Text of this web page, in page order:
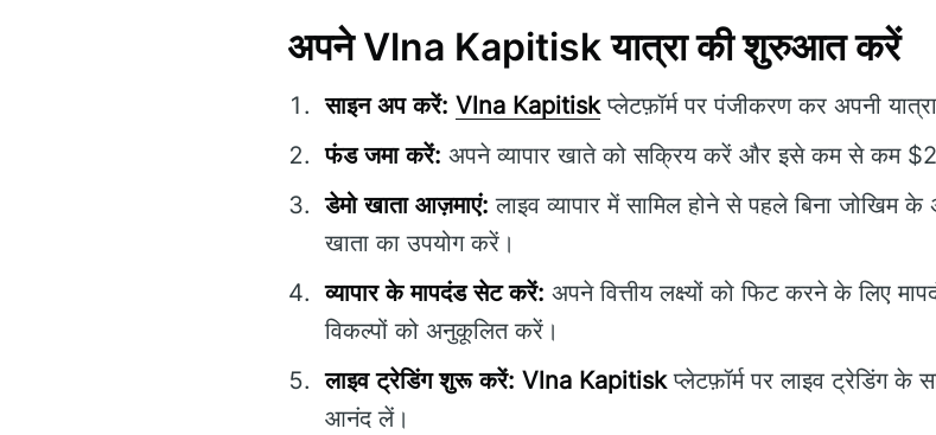
अपने Vlna Kapitisk यात्रा की शुरुआत करें
साइन अप करें: Vlna Kapitiskप्लेटफ़ॉर्म पर पंजीकरण कर अपनी
फंड जमा करें: अपने व्यापार खाते को सक्रिय करें और इसे कम से कम
डेमो खाता आज़माएं: लाइव व्यापार में सामिल होने से पहले बिना
खाता का उपयोग करें।
व्यापार के मापदंड सेट करें: अपने वित्तीय लक्ष्यों को फिट करने के लिए
विकल्पों को अनुकूलित करें।
लाइव ट्रेडिंग शुरू करें: Vlna Kapitiskप्लेटफ़ॉर्म पर लाइव ट्रेडिंग के
आनंद लें।